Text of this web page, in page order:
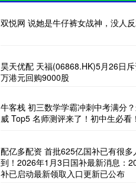
双悦网 说她是牛仔裤女战神，没人
昊天优配 天福(06868.HK)5月26日
万港元回购9000股
牛客栈 初三数学学霸冲刺中考满分
威 Top5 名师测评来了！初中生必看！
配亿多配资 首批625亿国补已有很多
到！2026年1月3日国补最新消息：
补已启动最新领取入口更新已公布